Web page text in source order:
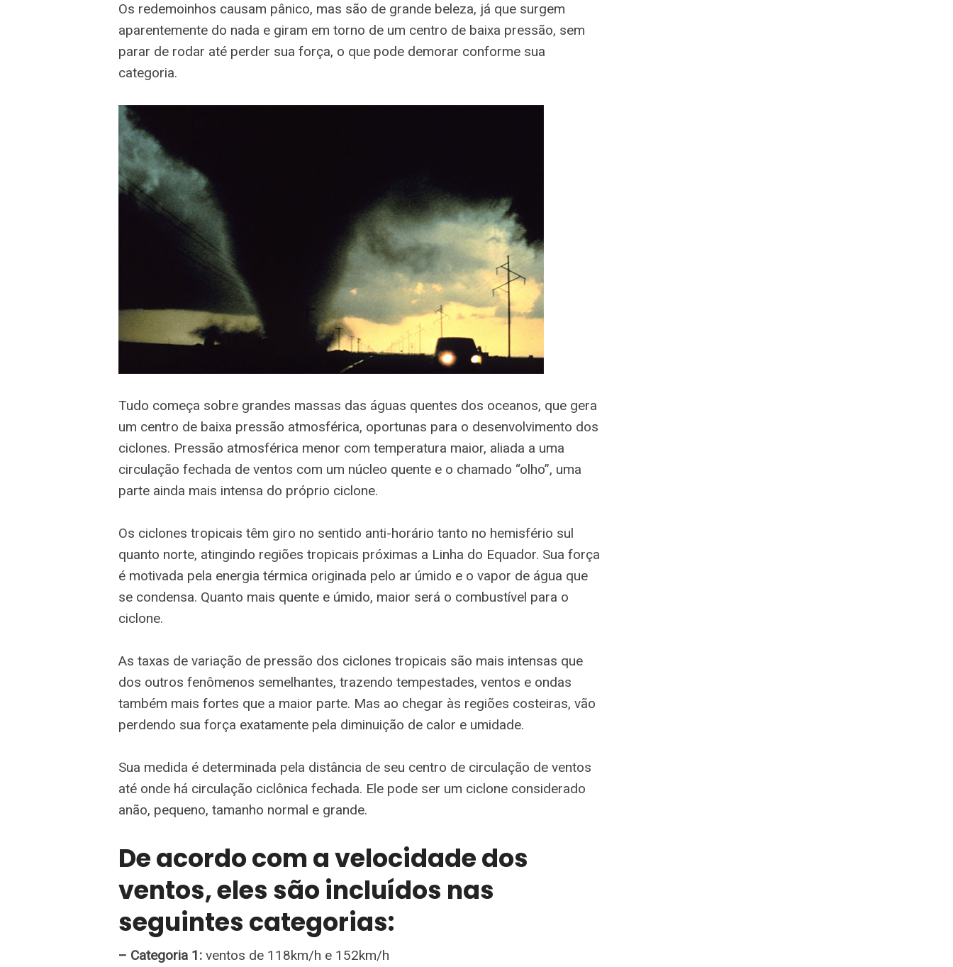
Os redemoinhos causam pânico, mas são de grande beleza, já que surgem
aparentemente do nada e giram em torno de um centro de baixa pressão, sem
parar de rodar até perder sua força, o que pode demorar conforme sua
categoria.
Tudo começa sobre grandes massas das águas quentes dos oceanos, que gera
um centro de baixa pressão atmosférica, oportunas para o desenvolvimento dos
ciclones. Pressão atmosférica menor com temperatura maior, aliada a uma
circulação fechada de ventos com um núcleo quente e o chamado “olho”, uma
parte ainda mais intensa do próprio ciclone.
Os ciclones tropicais têm giro no sentido anti-horário tanto no hemisfério sul
quanto norte, atingindo regiões tropicais próximas a Linha do Equador. Sua força
é motivada pela energia térmica originada pelo ar úmido e o vapor de água que
se condensa. Quanto mais quente e úmido, maior será o combustível para o
ciclone.
As taxas de variação de pressão dos ciclones tropicais são mais intensas que
dos outros fenômenos semelhantes, trazendo tempestades, ventos e ondas
também mais fortes que a maior parte. Mas ao chegar às regiões costeiras, vão
perdendo sua força exatamente pela diminuição de calor e umidade.
Sua medida é determinada pela distância de seu centro de circulação de ventos
até onde há circulação ciclônica fechada. Ele pode ser um ciclone considerado
anão, pequeno, tamanho normal e grande.
De acordo com a velocidade dos
ventos, eles são incluídos nas
seguintes categorias:
– Categoria 1: ventos de 118km/h e 152km/h